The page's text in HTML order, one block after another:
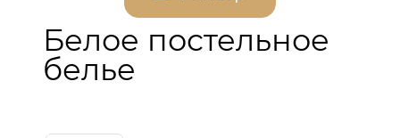
Белое постельное
белье